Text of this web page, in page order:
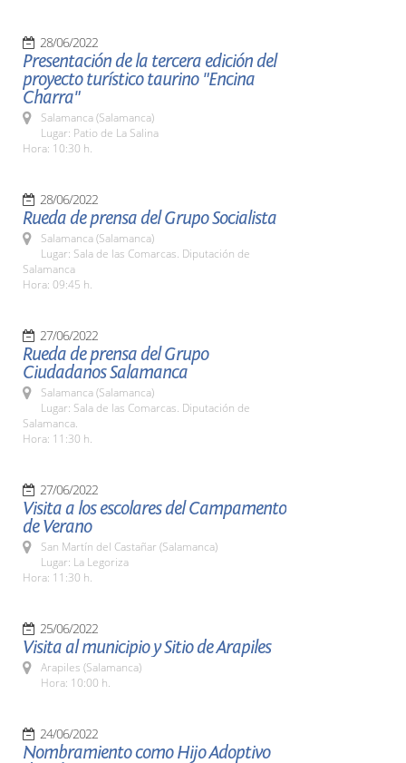
28/06/2022
Presentación de la tercera edición del
proyecto turístico taurino "Encina
Charra"
Salamanca (Salamanca)
Lugar: Patio de La Salina
Hora: 10:30 h.
28/06/2022
Rueda de prensa del Grupo Socialista
Salamanca (Salamanca)
Lugar: Sala de las Comarcas. Diputación de
Salamanca
Hora: 09:45 h.
27/06/2022
Rueda de prensa del Grupo
Ciudadanos Salamanca
Salamanca (Salamanca)
Lugar: Sala de las Comarcas. Diputación de
Salamanca.
Hora: 11:30 h.
27/06/2022
Visita a los escolares del Campamento
de Verano
San Martín del Castañar (Salamanca)
Lugar: La Legoriza
Hora: 11:30 h.
25/06/2022
Visita al municipio y Sitio de Arapiles
Arapiles (Salamanca)
Hora: 10:00 h.
24/06/2022
Nombramiento como Hijo Adoptivo